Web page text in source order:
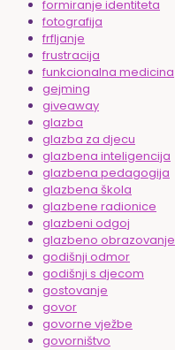
formiranje identiteta
fotografija
frfljanje
frustracija
funkcionalna medicina
gejming
giveaway
glazba
glazba za djecu
glazbena inteligencija
glazbena pedagogija
glazbena škola
glazbene radionice
glazbeni odgoj
glazbeno obrazovanje
godišnji odmor
godišnji s djecom
gostovanje
govor
govorne vježbe
govorništvo